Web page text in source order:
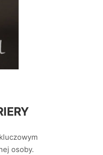
osoby.